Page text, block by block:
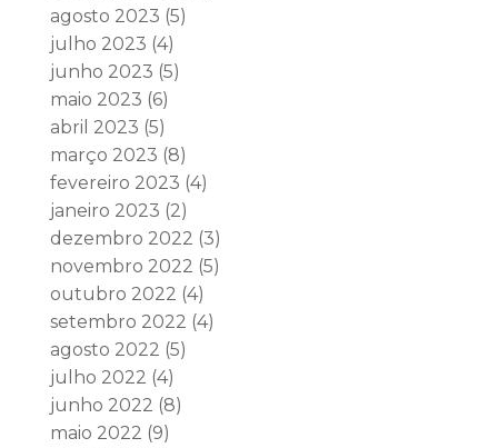
agosto 2023 (5)
julho 2023 (4)
junho 2023 (5)
maio 2023 (6)
abril 2023 (5)
março 2023 (8)
fevereiro 2023 (4)
janeiro 2023 (2)
dezembro 2022 (3)
novembro 2022 (5)
outubro 2022 (4)
setembro 2022 (4)
agosto 2022 (5)
julho 2022 (4)
junho 2022 (8)
maio 2022 (9)